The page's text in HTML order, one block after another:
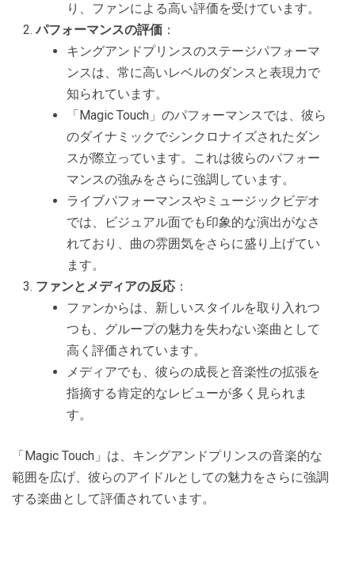
り、ファンによる高い評価を受けています。
パフォーマンスの評価 ：
キングアンドプリンスのステージパフォーマ
ンスは、常に高いレベルのダンスと表現力で
知られています。
「Magic Touch」のパフォーマンスでは、彼ら
のダイナミックでシンクロナイズされたダン
スが際立っています。これは彼らのパフォー
マンスの強みをさらに強調しています。
ライブパフォーマンスやミュージックビデオ
では、ビジュアル面でも印象的な演出がなさ
れており、曲の雰囲気をさらに盛り上げてい
ます。
ファンとメディアの反応 ：
ファンからは、新しいスタイルを取り入れつ
つも、グループの魅力を失わない楽曲として
高く評価されています。
メディアでも、彼らの成長と音楽性の拡張を
指摘する肯定的なレビューが多く見られま
す。
「Magic Touch」は、キングアンドプリンスの音楽的な
範囲を広げ、彼らのアイドルとしての魅力をさらに強調
する楽曲として評価されています。